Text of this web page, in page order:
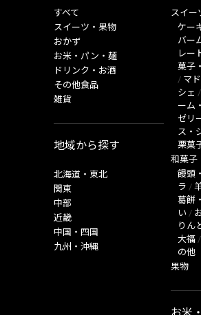
すべて
スイーツ・果物
おかず
お米・パン・麺
ドリンク・お酒
その他食品
雑貨
地域から探す
北海道・東北
関東
中部
近畿
中国・四国
九州・沖縄
スイー
ケー
バー
レー
菓子
/ マ
シェ /
ーム
ゼリ
ス・
栗菓
和菓子
饅頭
ラ /
葛餅
い /
りん
大福 /
の他
果物